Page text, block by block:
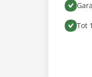
Tot